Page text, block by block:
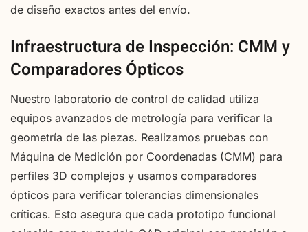
de diseño exactos antes del envío.
Infraestructura de Inspección: CMM y
Comparadores Ópticos
Nuestro laboratorio de control de calidad utiliza
equipos avanzados de metrología para verificar la
geometría de las piezas. Realizamos pruebas con
Máquina de Medición por Coordenadas (CMM) para
perfiles 3D complejos y usamos comparadores
ópticos para verificar tolerancias dimensionales
críticas. Esto asegura que cada prototipo funcional